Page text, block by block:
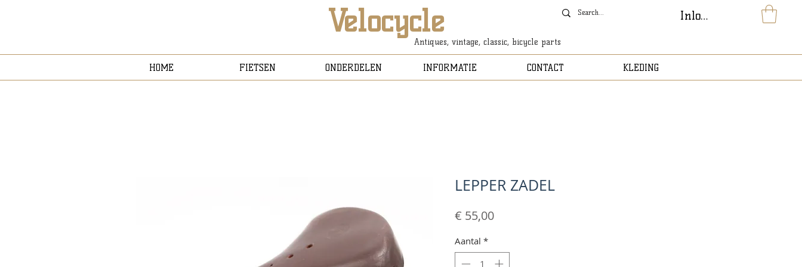
Velocycle
Antiques, vintage, classic, bicycle parts
Inloggen
HOME FIETSEN ONDERDELEN INFORMATIE CONTACT KLEDING
LEPPER ZADEL
€ 55,00Prijs
Aantal *